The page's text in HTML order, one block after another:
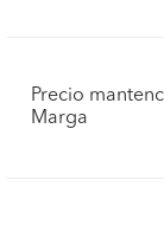
Precio
Marga